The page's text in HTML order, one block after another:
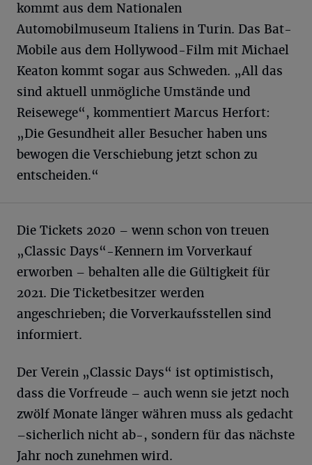
kommt aus dem Nationalen
Automobilmuseum Italiens in Turin. Das Bat-
Mobile aus dem Hollywood-Film mit Michael
Keaton kommt sogar aus Schweden. „All das
sind aktuell unmögliche Umstände und
Reisewege“, kommentiert Marcus Herfort:
„Die Gesundheit aller Besucher haben uns
bewogen die Verschiebung jetzt schon zu
entscheiden.“
Die Tickets 2020 – wenn schon von treuen
„Classic Days“-Kennern im Vorverkauf
erworben – behalten alle die Gültigkeit für
2021. Die Ticketbesitzer werden
angeschrieben; die Vorverkaufsstellen sind
informiert.
Der Verein „Classic Days“ ist optimistisch,
dass die Vorfreude – auch wenn sie jetzt noch
zwölf Monate länger währen muss als gedacht
–sicherlich nicht ab-, sondern für das nächste
Jahr noch zunehmen wird.